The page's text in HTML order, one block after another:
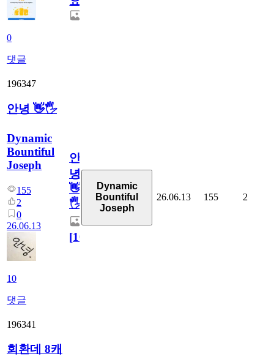
0
댓글
196347
안녕 👋🖐
Dynamic
Bountiful
Joseph
155
2
0
26.06.13
10
댓글
안
녕
👋
🖐
[10
Dynamic
Bountiful
Joseph
26.06.13 155 2
196341
회환데 8캐